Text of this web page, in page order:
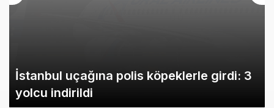
İstanbul uçağına polis köpeklerle girdi: 3
yolcu indirildi